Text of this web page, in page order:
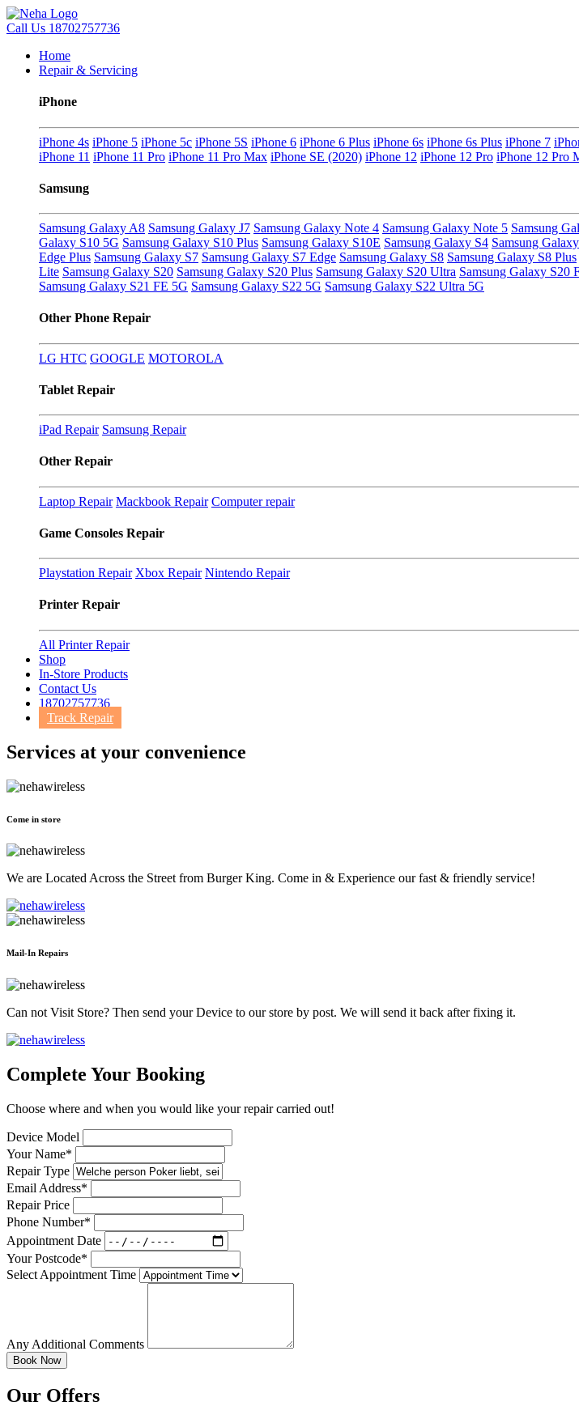
Call Us 18702757736
Home
Repair & Servicing
iPhone
iPhone 4s iPhone 5 iPhone 5c iPhone 5S iPhone 6 iPhone 6 Plus iPhone 6s iPhone 6s Plus iPhone 7
iPhone 11 iPhone 11 Pro iPhone 11 Pro Max iPhone SE (2020) iPhone 12 iPhone 12 Pro iPhone 12 Pro
Samsung
Samsung Galaxy A8 Samsung Galaxy J7 Samsung Galaxy Note 4 Samsung Galaxy Note 5 Samsung
Galaxy S10 5G Samsung Galaxy S10 Plus Samsung Galaxy S10E Samsung Galaxy S4 Samsung
Edge Plus Samsung Galaxy S7 Samsung Galaxy S7 Edge Samsung Galaxy S8 Samsung Galaxy S8 Plus
Lite Samsung Galaxy S20 Samsung Galaxy S20 Plus Samsung Galaxy S20 Ultra Samsung Galaxy S20
Samsung Galaxy S21 FE 5G Samsung Galaxy S22 5G Samsung Galaxy S22 Ultra 5G
Other Phone Repair
LG HTC GOOGLE MOTOROLA
Tablet Repair
iPad Repair Samsung Repair
Other Repair
Laptop Repair Mackbook Repair Computer repair
Game Consoles Repair
Playstation Repair Xbox Repair Nintendo Repair
Printer Repair
All Printer Repair
Shop
In-Store Products
Contact Us
18702757736
Track Repair
Services at your convenience
Come in store
We are Located Across the Street from Burger King. Come in & Experience our fast & friendly service!
Mail-In Repairs
Can not Visit Store? Then send your Device to our store by post. We will send it back after fixing it.
Complete Your Booking
Choose where and when you would like your repair carried out!
Device Model
Your Name*
Repair Type
Email Address*
Repair Price
Phone Number*
Appointment Date
Your Postcode*
Select Appointment Time
Any Additional Comments
Our Offers